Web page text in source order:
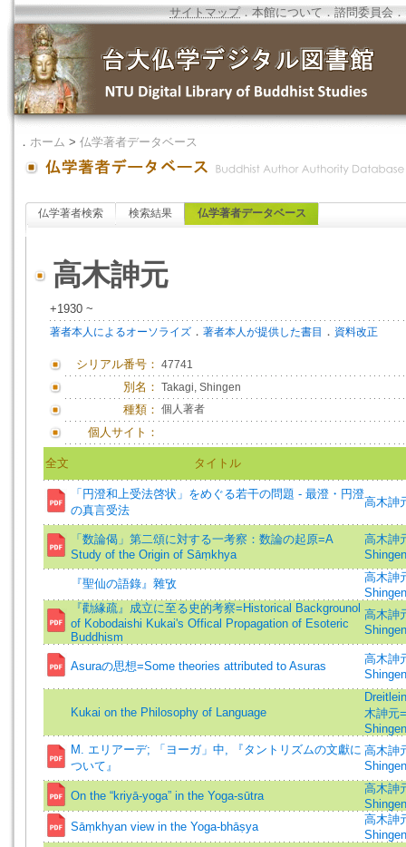
サイトマップ．本館について ．諮問委員会 ．
． ホーム > 仏学著者データベース
仏学著者検索 検索結果 仏学著者データベース
高木訷元
+1930 ~
著者本人によるオーソライズ ． 著者本人が提供した書目 ． 資料改正
シリアル番号： 47741
別名： Takagi, Shingen
種類： 個人著者
個人サイト：
全文 タイトル
「円澄和上受法啓状」をめぐる若干の問題 - 最澄・円澄
の真言受法
高木訷
「数論偈」第二頌に対する一考察：数論の起原=A
Study of the Origin of Sāṃkhya
高木訷
『聖仙の語錄』雜攷
高木訷
Shingen
『勸緣疏』成立に至る史的考察=Historical Backgrounol
of Kobodaishi Kukai's Offical Propagation of Esoteric
Buddhism
高木訷
Asuraの思想=Some theories attributed to Asuras
高木訷
Kukai on the Philosophy of Language
木訷元
Shingen
M. エリアーデ; 「ヨーガ」中, 『タントリズムの文獻に
ついて』
高木訷
On the “kriyā-yoga” in the Yoga-sūtra
高木訷
Sāṃkhyan view in the Yoga-bhāṣya
高木訷